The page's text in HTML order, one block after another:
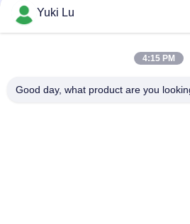
दरवाजों/खिड़कियों के लिए चौकोर आकार की उच्च
एक्सट्रूज़न प्रोफाइल
ब्लैक सीएनसी एल्यूमिनियम टर्निंग और मिलिंग मेटल
Yuki Lu
4:15 PM
Good day, what product are you